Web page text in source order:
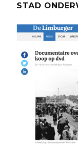
STAD